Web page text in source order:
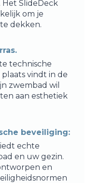
SlideDeck
om je
dekken.
technische
vindt in de
zwembad wil
aan esthetiek
beveiliging:
echte
en uw gezin.
en